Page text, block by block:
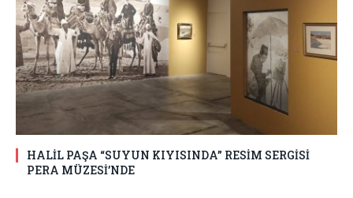
HALİL PAŞA “SUYUN KIYISINDA” RESİM SERGİSİ
PERA MÜZESİ’NDE